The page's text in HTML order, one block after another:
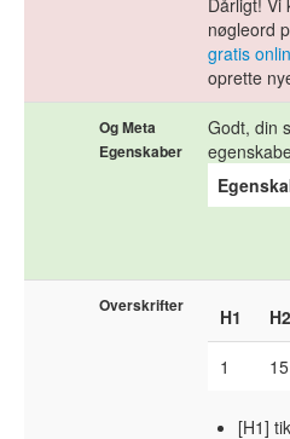
Dårligt! Vi
nøgleord
gratis
oprette
Og Meta
Egenskaber
Godt, din
Overskrifter H1 H2
1 15
[H1]